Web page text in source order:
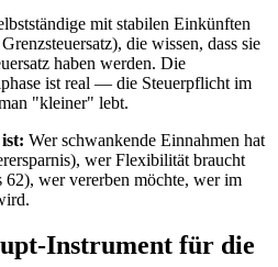
mit stabilen Einkünften
die wissen, dass sie
haben werden. Die
ist real — die Steuerpflicht im
"kleiner" lebt.
Wer schwankende Einnahmen hat
wer Flexibilität braucht
62), wer vererben möchte, wer im
Instrument für die